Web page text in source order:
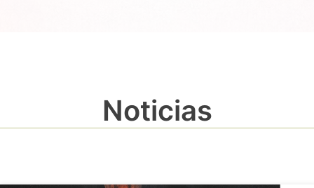
Noticias